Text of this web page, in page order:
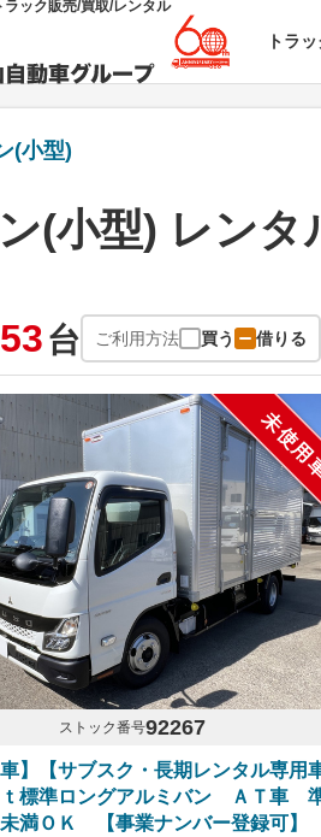
ラック販売/買取/レンタル
トラ
(小型)
(小型) レンタ
53台 ご利用方法 買う 借りる
未使
ストック番号92267
車】【サブスク・長期レンタル専用
標準ロングアルミバン ＡＴ車
満ＯＫ 【事業ナンバー登録可】